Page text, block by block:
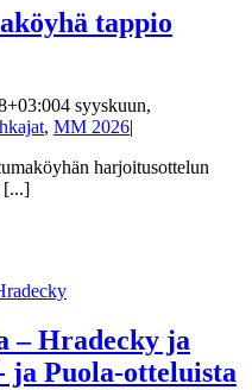
tappio
4 syyskuun,
, MM 2026|
harjoitusottelun
[...]
– Hradecky ja
ja Puola-otteluista